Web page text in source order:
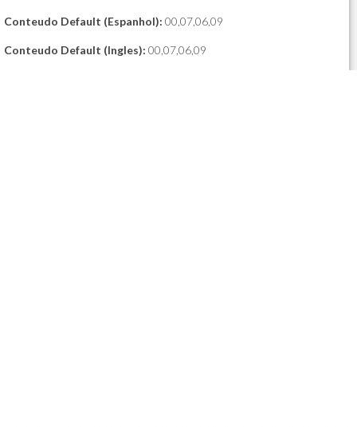
Conteudo Default (Espanhol): 00,07,06,09
Conteudo Default (Ingles): 00,07,06,09